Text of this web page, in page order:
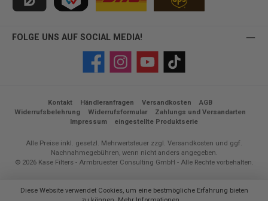
FOLGE UNS AUF SOCIAL MEDIA!
FacebookInstagramYouTube TikTok
Kontakt Händleranfragen Versandkosten
AGB
Widerrufsbelehrung
Widerrufsformular
Zahlungs und Versandarten
Impressum
eingestellte Produktserie
Alle Preise inkl. gesetzl. Mehrwertsteuer zzgl. Versandkosten und ggf.
Nachnahmegebühren, wenn nicht anders angegeben.
© 2026 Kase Filters - Armbruester Consulting GmbH - Alle Rechte vorbehalten.
Diese Website verwendet Cookies, um eine bestmögliche Erfahrung bieten